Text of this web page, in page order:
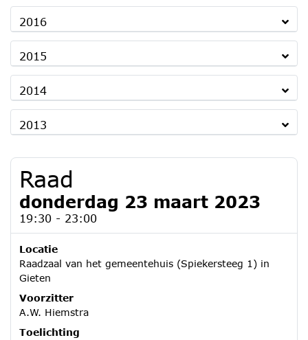
2016
2015
2014
2013
Raad
donderdag 23 maart 2023
19:30 - 23:00
Locatie
Raadzaal van het gemeentehuis (Spiekersteeg 1) in
Gieten
Voorzitter
A.W. Hiemstra
Toelichting